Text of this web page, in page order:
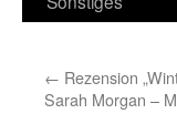
← Rezension
Sarah Morgan –